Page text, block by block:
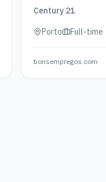
Century 21
Porto
Full-time
bonsempregos.com